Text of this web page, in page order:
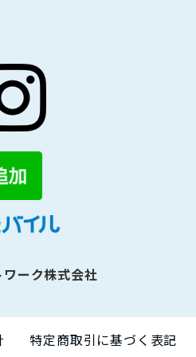
ーク株式会社
特定商取引に基づく表記